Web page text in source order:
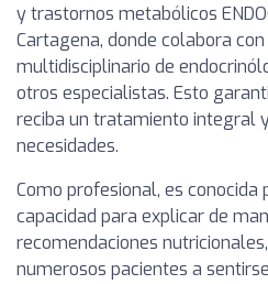
y trastornos metabólicos
Cartagena, donde colabora
multidisciplinario de
otros especialistas. Esto
reciba un tratamiento integral
necesidades.
Como profesional, es conocida
capacidad para explicar de
recomendaciones
numerosos pacientes a